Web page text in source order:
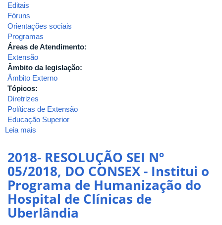
Editais
Fóruns
Orientações sociais
Programas
Áreas de Atendimento:
Extensão
Âmbito da legislação:
Âmbito Externo
Tópicos:
Diretrizes
Políticas de Extensão
Educação Superior
Leia mais
CNE/CES
Nº
7,
DE
18/12/2018-
(Portaria
2018- RESOLUÇÃO SEI Nº
05/2018, DO CONSEX - Institui o
Programa de Humanização do
Hospital de Clínicas de
Uberlândia